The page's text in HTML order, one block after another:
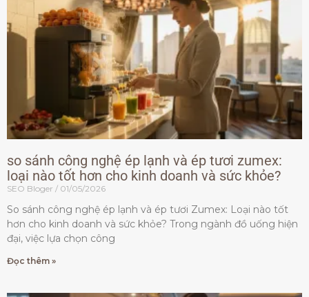
so sánh công nghệ ép lạnh và ép tươi zumex:
loại nào tốt hơn cho kinh doanh và sức khỏe?
SEO Bloger 01/05/2026
So sánh công nghệ ép lạnh và ép tươi Zumex: Loại nào tốt
hơn cho kinh doanh và sức khỏe? Trong ngành đồ uống hiện
đại, việc lựa chọn công
Đọc thêm »